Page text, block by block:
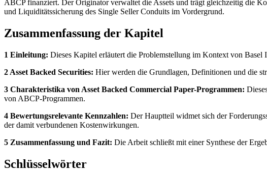
ABCP finanziert. Der Originator verwaltet die Assets und trägt gleichzeitig die
und Liquiditätssicherung des Single Seller Conduits im Vordergrund.
Zusammenfassung der Kapitel
1 Einleitung: Dieses Kapitel erläutert die Problemstellung im Kontext von
2 Asset Backed Securities: Hier werden die Grundlagen, Definitionen und die
3 Charakteristika von Asset Backed Commercial Paper-Programmen:
von ABCP-Programmen.
4 Bewertungsrelevante Kennzahlen: Der Hauptteil widmet sich der
der damit verbundenen Kostenwirkungen.
5 Zusammenfassung und Fazit: Die Arbeit schließt mit einer Synthese der
Schlüsselwörter